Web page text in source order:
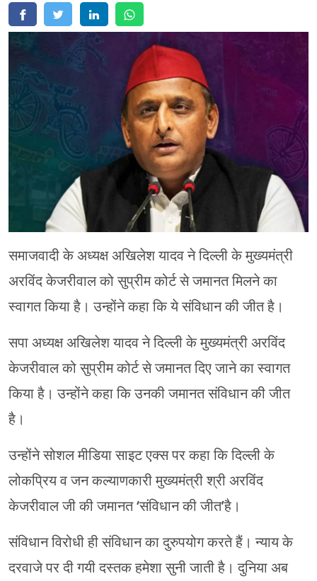
समाजवादी के अध्यक्ष अखिलेश यादव ने दिल्ली के मुख्यमंत्री
अरविंद केजरीवाल को सुप्रीम कोर्ट से जमानत मिलने का
स्वागत किया है। उन्होंने कहा कि ये संविधान की जीत है।
सपा अध्यक्ष अखिलेश यादव ने दिल्ली के मुख्यमंत्री अरविंद
केजरीवाल को सुप्रीम कोर्ट से जमानत दिए जाने का स्वागत
किया है। उन्होंने कहा कि उनकी जमानत संविधान की जीत
है।
उन्होंने सोशल मीडिया साइट एक्स पर कहा कि दिल्ली के
लोकप्रिय व जन कल्याणकारी मुख्यमंत्री श्री अरविंद
केजरीवाल जी की जमानत ‘संविधान की जीत’है।
संविधान विरोधी ही संविधान का दुरुपयोग करते हैं। न्याय के
दरवाजे पर दी गयी दस्तक हमेशा सुनी जाती है। दुनिया अब
अलीगढ़